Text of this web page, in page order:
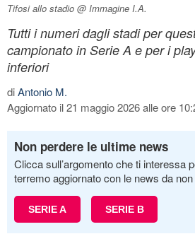
Tifosi allo stadio @ Immagine I.A.
Tutti i numeri dagli stadi per
campionato in Serie A e per i
inferiori
diAntonio M.
Aggiornato il 21 maggio 2026 alle ore
Non perdere le ultime news
Clicca sull’argomento che ti interessa
terremo aggiornato con le news da
SERIE A SERIE B